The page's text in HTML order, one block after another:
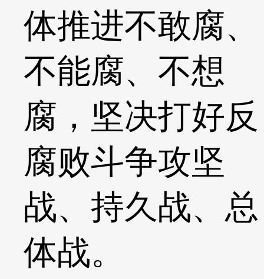
体推进不敢腐、
不能腐、不想
腐，坚决打好反
腐败斗争攻坚
战、持久战、总
体战。